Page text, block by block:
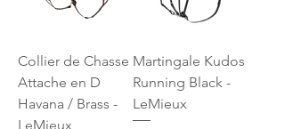
Collier de Chasse
Attache en D
Havana / Brass -
LeMieux
Martingale Kudos
Running Black -
LeMieux